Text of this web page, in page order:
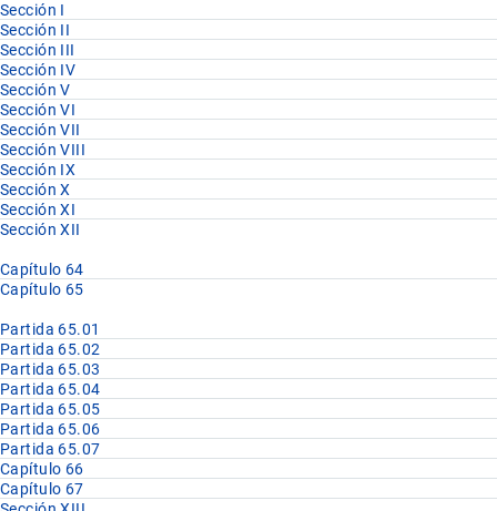
Sección I
Sección II
Sección III
Sección IV
Sección V
Sección VI
Sección VII
Sección VIII
Sección IX
Sección X
Sección XI
Sección XII
Capítulo 64
Capítulo 65
Partida 65.01
Partida 65.02
Partida 65.03
Partida 65.04
Partida 65.05
Partida 65.06
Partida 65.07
Capítulo 66
Capítulo 67